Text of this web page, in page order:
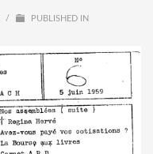
/ PUBLISHED IN